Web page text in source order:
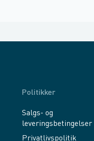
Politikker
Salgs- og
leveringsbetingelser
Privatlivspolitik